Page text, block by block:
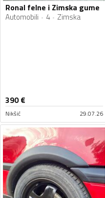
Ronal felne i Zimska gume
Automobili 4 Zimska
390€
Nikšić 29.07.26